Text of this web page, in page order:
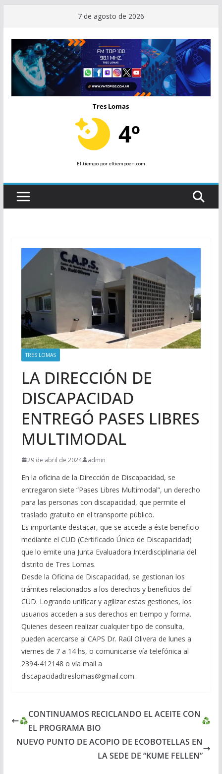
contenido
7 de agosto de 2026
Tres Lomas
4º
El tiempopor eltiempoen.com
TRES LOMAS
LA DIRECCIÓN DE
DISCAPACIDAD
ENTREGÓ PASES LIBRES
MULTIMODAL
29 de abril de 2024 admin
En la oficina de la Dirección de Discapacidad, se
entregaron siete “Pases Libres Multimodal”, un derecho
para las personas con discapacidad, que permite el
traslado gratuito en el transporte público.
Es importante destacar, que se accede a éste beneficio
mediante el CUD (Certificado Único de Discapacidad)
que lo emite una Junta Evaluadora Interdisciplinaria del
distrito de Tres Lomas.
Desde la Oficina de Discapacidad, se gestionan los
trámites relacionados a los derechos y beneficios del
CUD. Logrando unificar y agilizar estas gestiones, los
usuarios acceden a sus derechos en tiempo y forma.
Quienes deseen realizar cualquier tipo de consulta,
pueden acercarse al CAPS Dr. Raúl Olivera de lunes a
viernes de 7 a 14 hs, o comunicarse vía telefónica al
2394-412148 o vía mail a
discapacidadtreslomas@gmail.com.
CONTINUAMOS RECICLANDO EL ACEITE CON
EL PROGRAMA BIO
NUEVO PUNTO DE ACOPIO DE ECOBOTELLAS EN
LA SEDE DE “KUME FELLEN”